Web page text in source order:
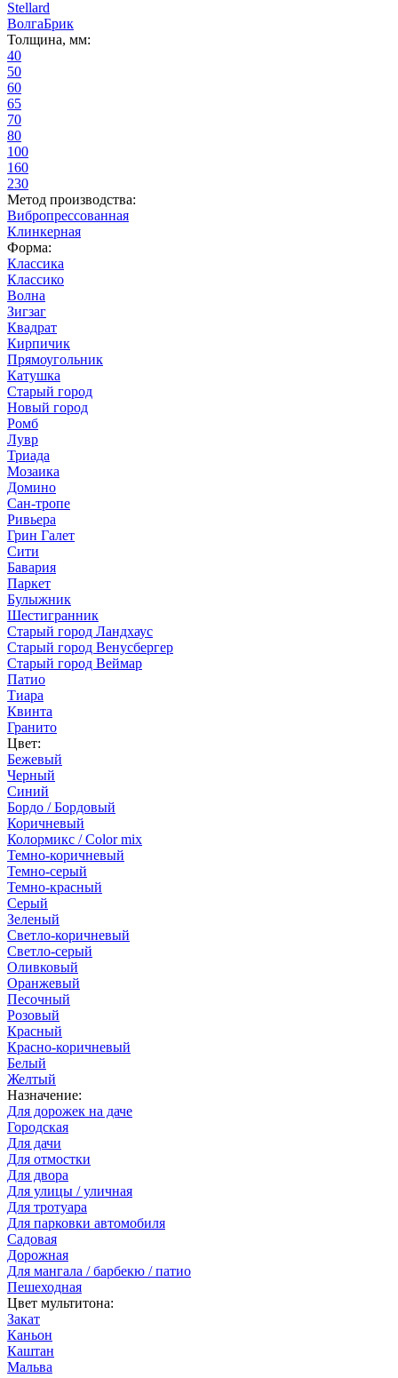
Stellard
ВолгаБрик
Толщина, мм:
40
50
60
65
70
80
100
160
230
Метод производства:
Вибропрессованная
Клинкерная
Форма:
Классика
Классико
Волна
Зигзаг
Квадрат
Кирпичик
Прямоугольник
Катушка
Старый город
Новый город
Ромб
Лувр
Триада
Мозаика
Домино
Сан-тропе
Ривьера
Грин Галет
Сити
Бавария
Паркет
Булыжник
Шестигранник
Старый город Ландхаус
Старый город Венусбергер
Старый город Веймар
Патио
Тиара
Квинта
Гранито
Цвет:
Бежевый
Черный
Синий
Бордо / Бордовый
Коричневый
Колормикс / Color mix
Темно-коричневый
Темно-серый
Темно-красный
Серый
Зеленый
Светло-коричневый
Светло-серый
Оливковый
Оранжевый
Песочный
Розовый
Красный
Красно-коричневый
Белый
Желтый
Назначение:
Для дорожек на даче
Городская
Для дачи
Для отмостки
Для двора
Для улицы / уличная
Для тротуара
Для парковки автомобиля
Садовая
Дорожная
Для мангала / барбекю / патио
Пешеходная
Цвет мультитона:
Закат
Каньон
Каштан
Мальва